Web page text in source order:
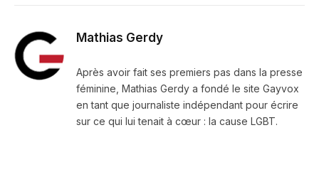
Mathias Gerdy
Après avoir fait ses premiers pas dans la presse
féminine, Mathias Gerdy a fondé le site Gayvox
en tant que journaliste indépendant pour écrire
sur ce qui lui tenait à cœur : la cause LGBT.